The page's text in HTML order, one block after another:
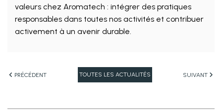
valeurs chez Aromatech : intégrer des pratiques
responsables dans toutes nos activités et contribuer
activement à un avenir durable.
PRÉCÉDENT TOUTES LES ACTUALITÉS SUIVANT